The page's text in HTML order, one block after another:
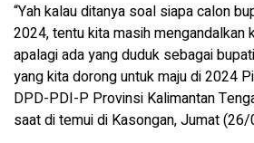
“Yah kalau ditanya soal siapa calon
2024, tentu kita masih mengandalkan
apalagi ada yang duduk sebagai
yang kita dorong untuk maju di 2024
DPD-PDI-P Provinsi Kalimantan
saat di temui di Kasongan, Jumat